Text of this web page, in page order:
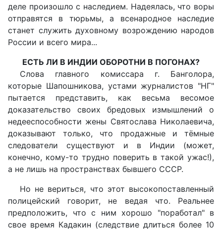
деле произошло с наследием. Надеялась, что воры
отправятся в тюрьмы, а всенародное наследие
станет служить духовному возрождению народов
России и всего мира...
ЕСТЬ ЛИ В ИНДИИ ОБОРОТНИ В ПОГОНАХ?
Слова главного комиссара г. Банголора,
которые Шапошникова, устами журналистов "НГ"
пытается представить, как весьма весомое
доказательство своих бредовых измышлений о
недееспособности жены Святослава Николаевича,
доказывают только, что продажные и тёмные
следователи существуют и в Индии (может,
конечно, кому-то трудно поверить в такой ужас!),
а не лишь на пространствах бывшего СССР.
Но не вериться, что этот высокопоставленный
полицейский говорит, не ведая что. Реальнее
предположить, что с ним хорошо "поработал" в
свое время Кадакин (следствие длиться более 10